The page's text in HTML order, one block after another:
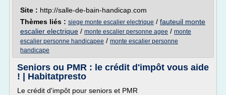
Site : http://salle-de-bain-handicap.com
Thèmes liés : siege monte escalier electrique / fauteuil monte
escalier electrique / monte escalier personne agee / monte
escalier personne handicapee / monte escalier personne
handicape
Seniors ou PMR : le crédit d'impôt vous aide
! | Habitatpresto
Le crédit d'impôt pour seniors et PMR